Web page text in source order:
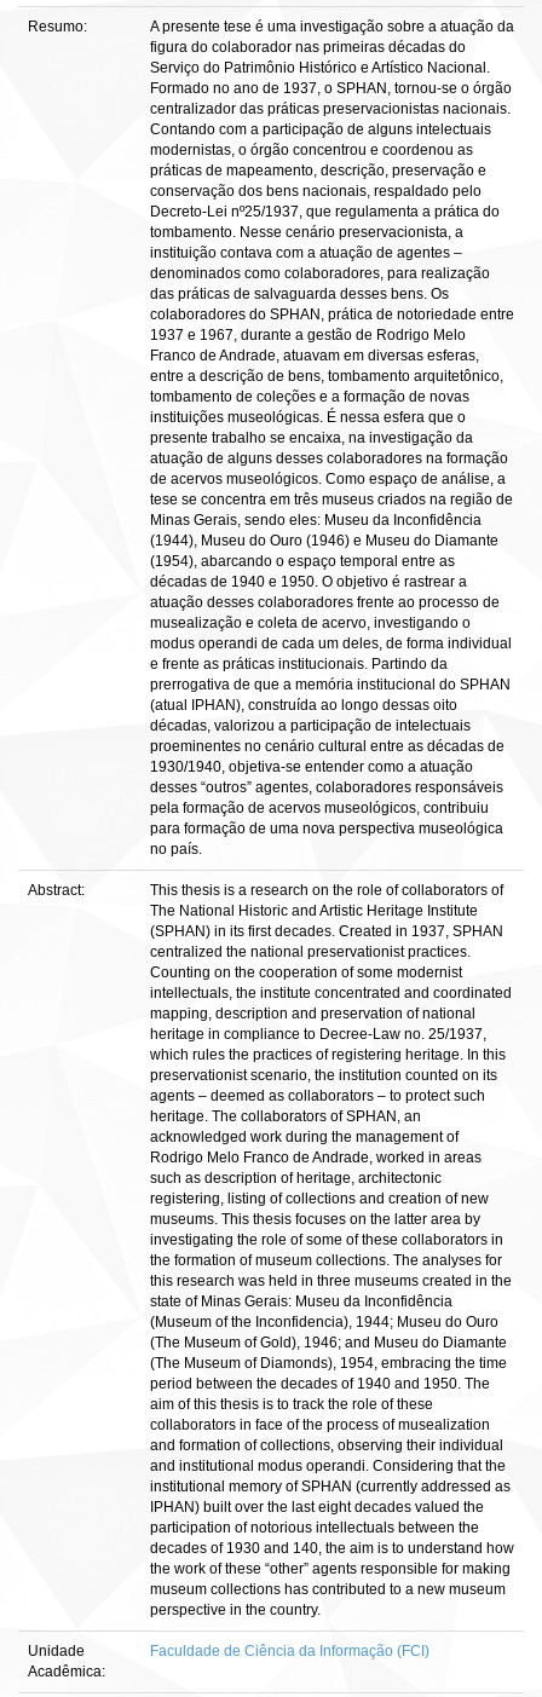
Resumo:
A presente tese é uma investigação sobre a atuação da
figura do colaborador nas primeiras décadas do
Serviço do Patrimônio Histórico e Artístico Nacional.
Formado no ano de 1937, o SPHAN, tornou-se o órgão
centralizador das práticas preservacionistas nacionais.
Contando com a participação de alguns intelectuais
modernistas, o órgão concentrou e coordenou as
práticas de mapeamento, descrição, preservação e
conservação dos bens nacionais, respaldado pelo
Decreto-Lei nº25/1937, que regulamenta a prática do
tombamento. Nesse cenário preservacionista, a
instituição contava com a atuação de agentes –
denominados como colaboradores, para realização
das práticas de salvaguarda desses bens. Os
colaboradores do SPHAN, prática de notoriedade entre
1937 e 1967, durante a gestão de Rodrigo Melo
Franco de Andrade, atuavam em diversas esferas,
entre a descrição de bens, tombamento arquitetônico,
tombamento de coleções e a formação de novas
instituições museológicas. É nessa esfera que o
presente trabalho se encaixa, na investigação da
atuação de alguns desses colaboradores na formação
de acervos museológicos. Como espaço de análise, a
tese se concentra em três museus criados na região de
Minas Gerais, sendo eles: Museu da Inconfidência
(1944), Museu do Ouro (1946) e Museu do Diamante
(1954), abarcando o espaço temporal entre as
décadas de 1940 e 1950. O objetivo é rastrear a
atuação desses colaboradores frente ao processo de
musealização e coleta de acervo, investigando o
modus operandi de cada um deles, de forma individual
e frente as práticas institucionais. Partindo da
prerrogativa de que a memória institucional do SPHAN
(atual IPHAN), construída ao longo dessas oito
décadas, valorizou a participação de intelectuais
proeminentes no cenário cultural entre as décadas de
1930/1940, objetiva-se entender como a atuação
desses “outros” agentes, colaboradores responsáveis
pela formação de acervos museológicos, contribuiu
para formação de uma nova perspectiva museológica
no país.
Abstract:
This thesis is a research on the role of collaborators of
The National Historic and Artistic Heritage Institute
(SPHAN) in its first decades. Created in 1937, SPHAN
centralized the national preservationist practices.
Counting on the cooperation of some modernist
intellectuals, the institute concentrated and coordinated
mapping, description and preservation of national
heritage in compliance to Decree-Law no. 25/1937,
which rules the practices of registering heritage. In this
preservationist scenario, the institution counted on its
agents – deemed as collaborators – to protect such
heritage. The collaborators of SPHAN, an
acknowledged work during the management of
Rodrigo Melo Franco de Andrade, worked in areas
such as description of heritage, architectonic
registering, listing of collections and creation of new
museums. This thesis focuses on the latter area by
investigating the role of some of these collaborators in
the formation of museum collections. The analyses for
this research was held in three museums created in the
state of Minas Gerais: Museu da Inconfidência
(Museum of the Inconfidencia), 1944; Museu do Ouro
(The Museum of Gold), 1946; and Museu do Diamante
(The Museum of Diamonds), 1954, embracing the time
period between the decades of 1940 and 1950. The
aim of this thesis is to track the role of these
collaborators in face of the process of musealization
and formation of collections, observing their individual
and institutional modus operandi. Considering that the
institutional memory of SPHAN (currently addressed as
IPHAN) built over the last eight decades valued the
participation of notorious intellectuals between the
decades of 1930 and 140, the aim is to understand how
the work of these “other” agents responsible for making
museum collections has contributed to a new museum
perspective in the country.
Unidade
Acadêmica:
Faculdade de Ciência da Informação (FCI)